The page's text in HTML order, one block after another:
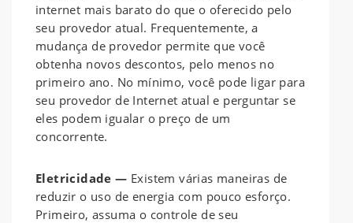
internet mais barato do que o oferecido pelo
seu provedor atual. Frequentemente, a
mudança de provedor permite que você
obtenha novos descontos, pelo menos no
primeiro ano. No mínimo, você pode ligar para
seu provedor de Internet atual e perguntar se
eles podem igualar o preço de um
concorrente.
Eletricidade — Existem várias maneiras de
reduzir o uso de energia com pouco esforço.
Primeiro, assuma o controle de seu